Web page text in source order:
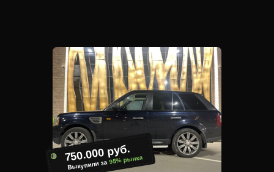
750.000 руб.
Выкупили за95% рынка